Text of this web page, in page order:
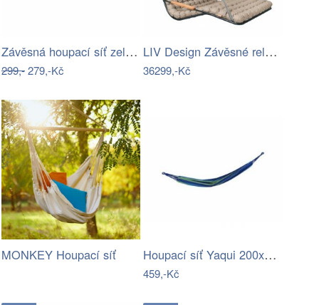
Závěsná houpací síť zelená/modrá
299,-279,-Kč
LIV Design Závěsné relaxační lehátko…
36299,-Kč
MONKEY Houpací síť Houpací síť Yaqui 200x80cm modrozelená
459,-Kč